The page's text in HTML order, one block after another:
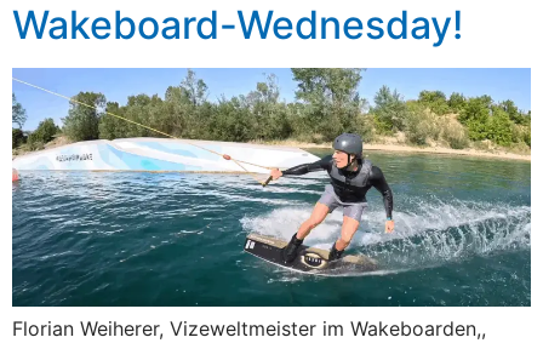
Wakeboard-Wednesday!
Florian Weiherer, Vizeweltmeister im Wakeboarden,,